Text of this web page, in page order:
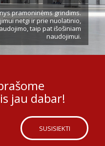
pramoninėms grindims.
netgi ir prie nuolatinio,
taip pat išošiniam
naudojimui.
jau dabar!
SUSISIEKTI